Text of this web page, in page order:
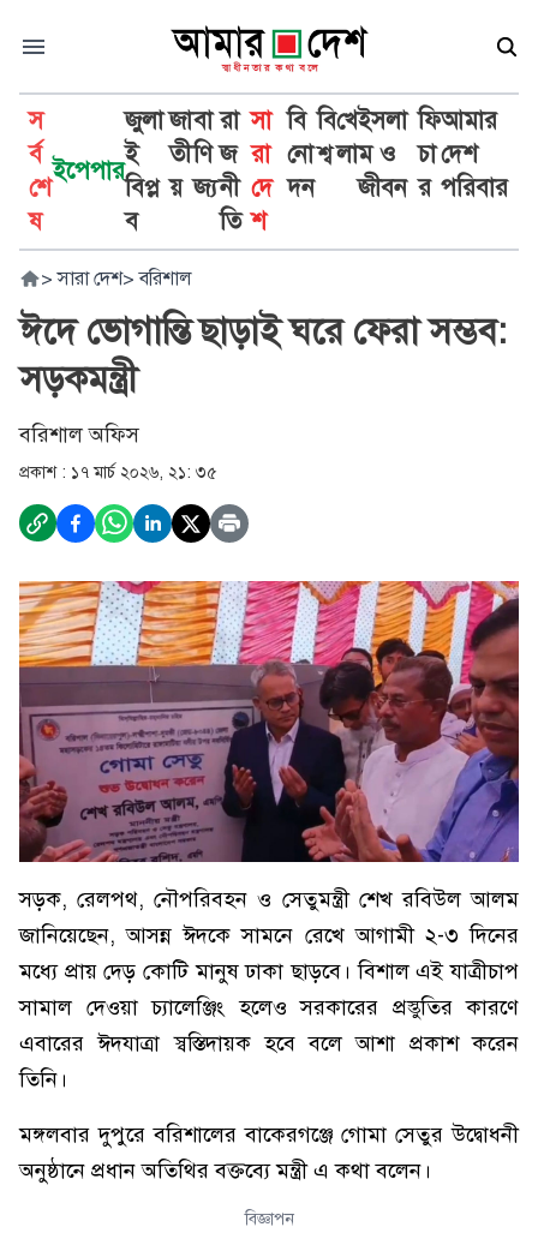
স
র্ব
শে
ষ
ইপেপার
জুলা
ই
বিপ্ল
ব
জা
তী
য়
বা
ণি
জ্য
রা
জ
নী
তি
সা
রা
দে
শ
বি
নো
দন
বি
শ্ব
খে
লা
ইসলা
ম ও
জীবন
ফি
চা
র
আমার
দেশ
পরিবার
> সারা দেশ> বরিশাল
ঈদে ভোগান্তি ছাড়াই ঘরে ফেরা সম্ভব:
সড়কমন্ত্রী
বরিশাল অফিস
প্রকাশ : ১৭ মার্চ ২০২৬, ২১: ৩৫
সড়ক, রেলপথ, নৌপরিবহন ও সেতুমন্ত্রী শেখ রবিউল আলম
জানিয়েছেন, আসন্ন ঈদকে সামনে রেখে আগামী ২-৩ দিনের
মধ্যে প্রায় দেড় কোটি মানুষ ঢাকা ছাড়বে। বিশাল এই যাত্রীচাপ
সামাল দেওয়া চ্যালেঞ্জিং হলেও সরকারের প্রস্তুতির কারণে
এবারের ঈদযাত্রা স্বস্তিদায়ক হবে বলে আশা প্রকাশ করেন
তিনি।
মঙ্গলবার দুপুরে বরিশালের বাকেরগঞ্জে গোমা সেতুর উদ্বোধনী
অনুষ্ঠানে প্রধান অতিথির বক্তব্যে মন্ত্রী এ কথা বলেন।
বিজ্ঞাপন